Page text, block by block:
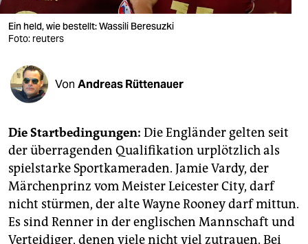
verlag
verlag
veranstaltungen
shop
unterstützen
abo
genossenschaft
epaper login
Ein held, wie bestellt: Wassili Beresuzki
Foto: reuters
Von Andreas Rüttenauer
Die Startbedingungen: Die Engländer gelten seit
der überragenden Qualifikation urplötzlich als
spielstarke Sportkameraden. Jamie Vardy, der
Märchenprinz vom Meister Leicester City, darf
nicht stürmen, der alte Wayne Rooney darf mittun.
Es sind Renner in der englischen Mannschaft und
Verteidiger, denen viele nicht viel zutrauen. Bei